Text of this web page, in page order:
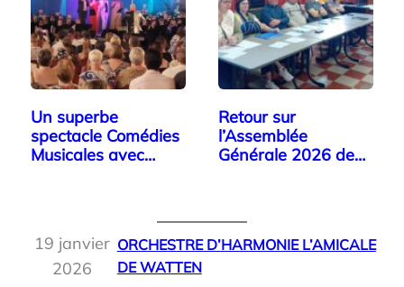
Un superbe
spectacle Comédies
Musicales avec…
Retour sur
l’Assemblée
Générale 2026 de
19 janvier
2026
ORCHESTRE D’HARMONIE L’AMICALE
DE WATTEN